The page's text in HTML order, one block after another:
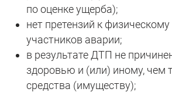
по оценке ущерба);
нет претензий к
участников аварии;
в результате ДТП не
здоровью и (или) иному, чем
средства (имуществу);